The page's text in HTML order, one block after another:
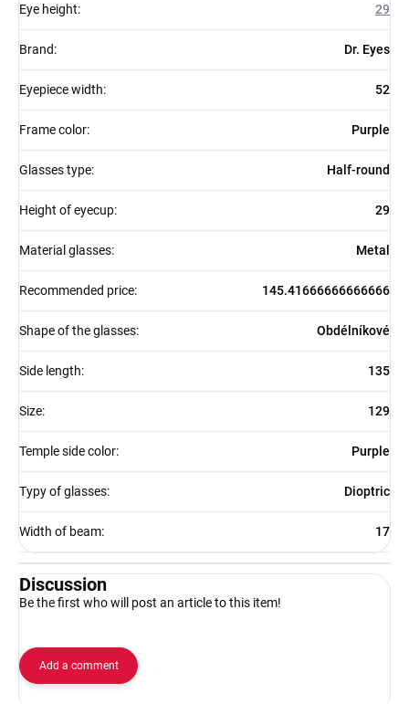
Eye height: 29
Brand: Dr. Eyes
Eyepiece width: 52
Frame color: Purple
Glasses type: Half-round
Height of eyecup: 29
Material glasses: Metal
Recommended price: 145.41666666666666
Shape of the glasses: Obdélníkové
Side length: 135
Size: 129
Temple side color: Purple
Typy of glasses: Dioptric
Width of beam: 17
Discussion
Be the first who will post an article to this item!
Add a comment